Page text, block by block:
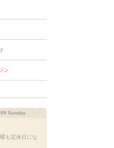
ン
Sunday
も定休日にな